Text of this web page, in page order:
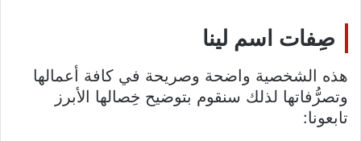
صِفات اسم لينا
هذه الشخصية واضحة وصريحة في كافة أعمالها
وتصرُّفاتها لذلك سنقوم بتوضيح خِصالها الأبرز
تابعونا: